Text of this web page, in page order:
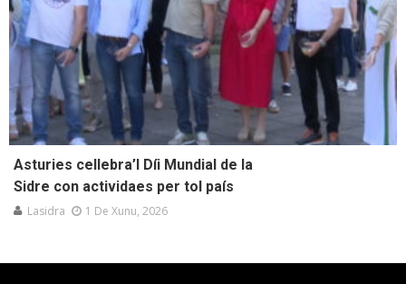
Asturies cellebra’l Díi Mundial de la
Sidre con actividaes per tol país
Lasidra 1 De Xunu, 2026